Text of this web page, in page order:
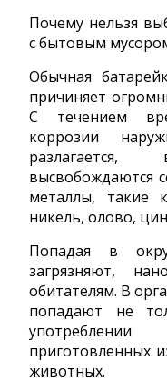
Почему нельзя
с бытовым
Обычная
причиняет
С течением
коррозии
высвобождаются
металлы, такие
никель, олово,
Попадая в
загрязняют,
обитателям. В
попадают не
приготовленных
животных.